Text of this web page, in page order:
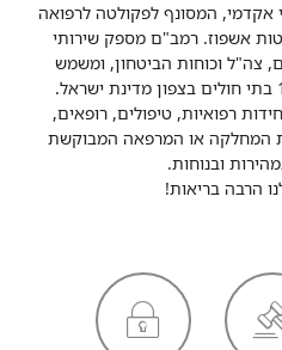
המסונף לפקולטה לרפואה
ומונה כ- 1000 מיטות אשפוז. רמב"ם מספק שירותי
תושבים, צה"ל וכוחות הביטחון, ומשמש
רפואיות, טיפולים, רופאים,
המחלקה או המרפאה המבוקשת
ובנוחות.
הרבה בריאות!